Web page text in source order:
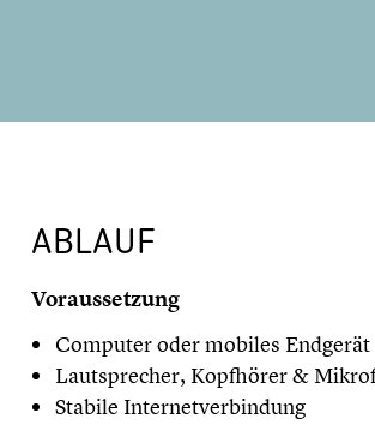
ABLAUF
Voraussetzung
Computer oder mobiles Endgerät
Lautsprecher, Kopfhörer &
Stabile Internetverbindung